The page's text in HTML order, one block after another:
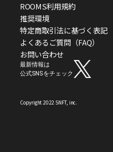
ROOMS利用規約
推奨環境
特定商取引法に基づく表記
よくあるご質問（FAQ）
お問い合わせ
最新情報は
公式SNSをチェック
Copyright 2022 SNFT, inc.